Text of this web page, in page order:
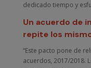
dedicado tiempo y
Un acuerdo de
repite los
“Este pacto pone de
acuerdos, 2017/2018.